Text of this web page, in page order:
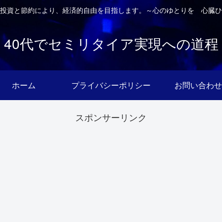
資と節約により、経済的自由を目指します。～心のゆとりを 心臓
40代でセミリタイア実現への道程
ホーム プライバシーポリシー お問い合わせ
スポンサーリンク